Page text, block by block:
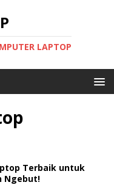
LAPTOP
Terbaik untuk
Ngebut!